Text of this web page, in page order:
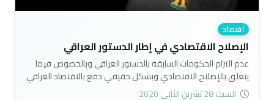
اقتصاد
الإصلاح الاقتصادي في إطار الدستور العراقي
عدم التزام الحكومات السابقة بالدستور العراقي وبالخصوص فيما
يتعلق بالإصلاح الاقتصادي وبشكل حقيقي دفع بالاقتصاد العراقي
لمزيد من التعقيد بسبب تراكم الأخطاء وعدم معالجتها..
السبت 28 تشرين الثاني 2020